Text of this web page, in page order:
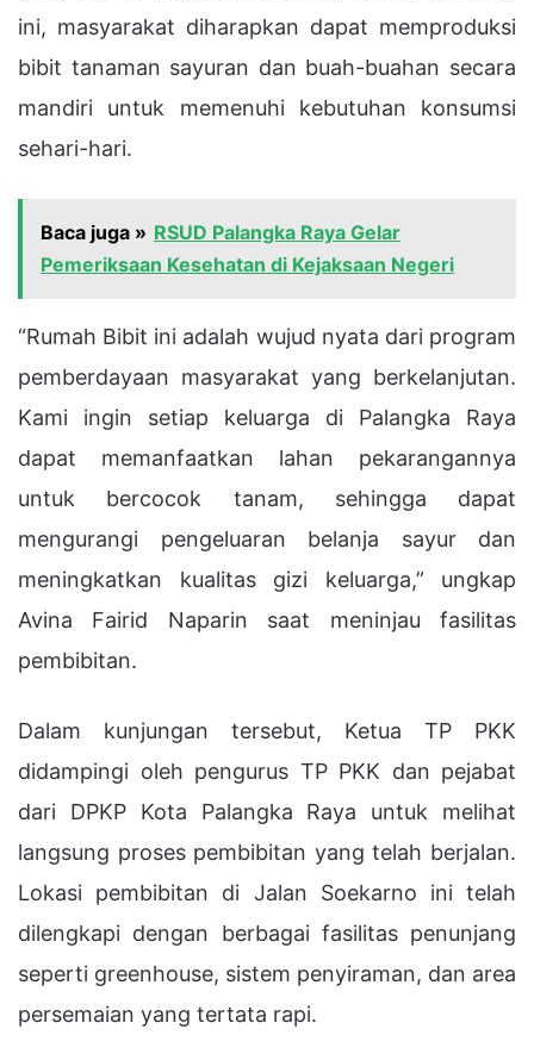
ini, masyarakat diharapkan dapat memproduksi
bibit tanaman sayuran dan buah-buahan secara
mandiri untuk memenuhi kebutuhan konsumsi
sehari-hari.
Baca juga » RSUD Palangka Raya Gelar
Pemeriksaan Kesehatan di Kejaksaan Negeri
“Rumah Bibit ini adalah wujud nyata dari program
pemberdayaan masyarakat yang berkelanjutan.
Kami ingin setiap keluarga di Palangka Raya
dapat memanfaatkan lahan pekarangannya
untuk bercocok tanam, sehingga dapat
mengurangi pengeluaran belanja sayur dan
meningkatkan kualitas gizi keluarga,” ungkap
Avina Fairid Naparin saat meninjau fasilitas
pembibitan.
Dalam kunjungan tersebut, Ketua TP PKK
didampingi oleh pengurus TP PKK dan pejabat
dari DPKP Kota Palangka Raya untuk melihat
langsung proses pembibitan yang telah berjalan.
Lokasi pembibitan di Jalan Soekarno ini telah
dilengkapi dengan berbagai fasilitas penunjang
seperti greenhouse, sistem penyiraman, dan area
persemaian yang tertata rapi.